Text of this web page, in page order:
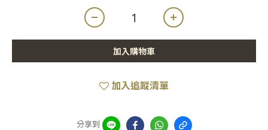
加入購物車
加入追蹤清單
分享到